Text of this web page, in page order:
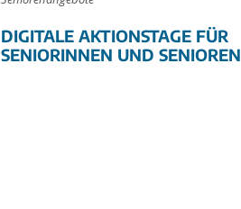
DIGITALE AKTIONSTAGE FÜR
SENIORINNEN UND SENIOREN